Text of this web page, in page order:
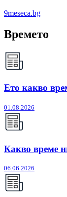
9meseca.bg
Времето
Ето какво
01.08.2026
Какво време
06.06.2026